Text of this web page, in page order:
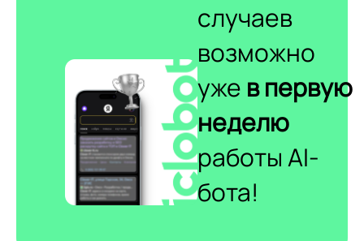
случаев
возможно
уже в первую
неделю
работы AI-
бота!